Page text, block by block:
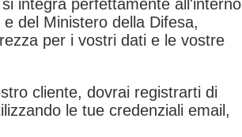
integra perfettamente all'interno
del Ministero della Difesa,
per i vostri dati e le vostre
cliente, dovrai registrarti di
le tue credenziali email,